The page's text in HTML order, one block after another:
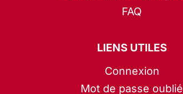
FAQ
LIENS UTILES
Connexion
Mot de passe oublié